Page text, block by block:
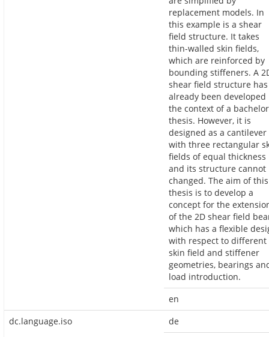
replacement models. In
this example is a shear
field structure. It takes
thin-walled skin fields,
which are reinforced by
bounding stiffeners. A
shear field structure has
already been developed
the context of a bachelor
thesis. However, it is
designed as a cantilever
with three rectangular
fields of equal thickness
and its structure cannot
changed. The aim of this
thesis is to develop a
concept for the
of the 2D shear field
which has a flexible
with respect to different
skin field and stiffener
geometries, bearings
load introduction.
en
dc.language.iso
de